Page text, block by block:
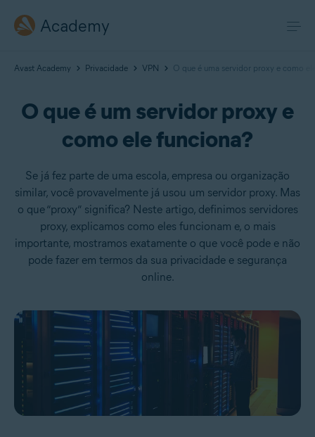
Academy
Avast Academy Privacidade VPN O que é uma servidor proxy e como
O que é um servidor proxy e
como ele funciona?
Se já fez parte de uma escola, empresa ou organização
similar, você provavelmente já usou um servidor proxy. Mas
o que “proxy” significa? Neste artigo, definimos servidores
proxy, explicamos como eles funcionam e, o mais
importante, mostramos exatamente o que você pode e não
pode fazer em termos da sua privacidade e segurança
online.